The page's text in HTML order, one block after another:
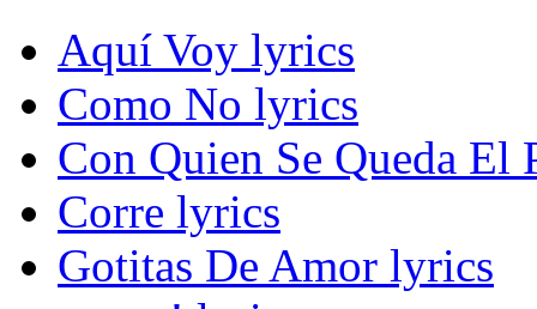
Aquí Voy lyrics
Como No lyrics
Con Quien Se Queda El
Corre lyrics
Gotitas De Amor lyrics